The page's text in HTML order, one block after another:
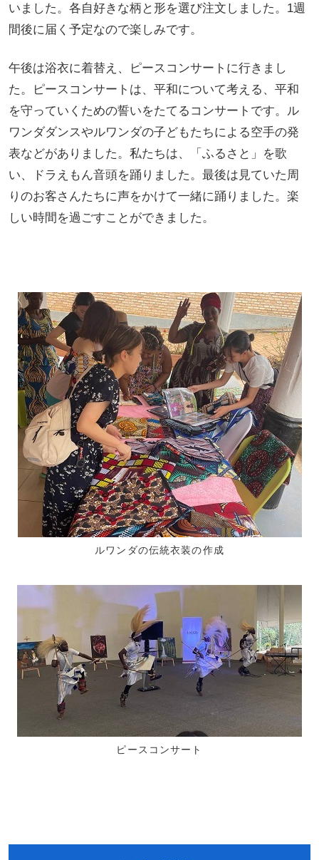
いました。各自好きな柄と形を選び注文しました。1週
間後に届く予定なので楽しみです。
午後は浴衣に着替え、ピースコンサートに行きまし
た。ピースコンサートは、平和について考える、平和
を守っていくための誓いをたてるコンサートです。ル
ワンダダンスやルワンダの子どもたちによる空手の発
表などがありました。私たちは、「ふるさと」を歌
い、ドラえもん音頭を踊りました。最後は見ていた周
りのお客さんたちに声をかけて一緒に踊りました。楽
しい時間を過ごすことができました。
ルワンダの伝統衣装の作成
ピースコンサート